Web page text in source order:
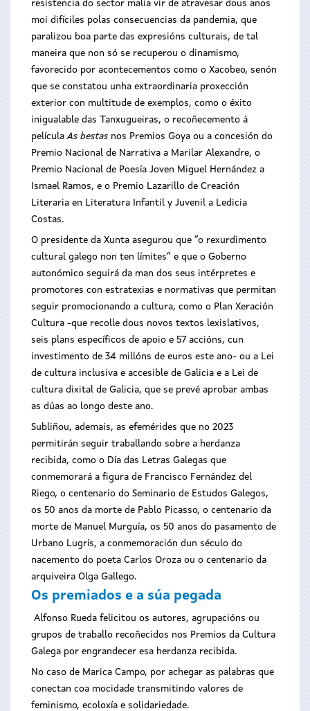
resistencia do sector malia vir de atravesar dous anos
moi difíciles polas consecuencias da pandemia, que
paralizou boa parte das expresións culturais, de tal
maneira que non só se recuperou o dinamismo,
favorecido por acontecementos como o Xacobeo, senón
que se constatou unha extraordinaria proxección
exterior con multitude de exemplos, como o éxito
inigualable das Tanxugueiras, o recoñecemento á
películaAs bestas nos Premios Goya ou a concesión do
Premio Nacional de Narrativa a Marilar Alexandre, o
Premio Nacional de Poesía Joven Miguel Hernández a
Ismael Ramos, e o Premio Lazarillo de Creación
Literaria en Literatura Infantil y Juvenil a Ledicia
Costas.
O presidente da Xunta asegurou que “o rexurdimento
cultural galego non ten límites” e que o Goberno
autonómico seguirá da man dos seus intérpretes e
promotores con estratexias e normativas que permitan
seguir promocionando a cultura, como o Plan Xeración
Cultura -que recolle dous novos textos lexislativos,
seis plans específicos de apoio e 57 accións, cun
investimento de 34 millóns de euros este ano- ou a Lei
de cultura inclusiva e accesible de Galicia e a Lei de
cultura dixital de Galicia, que se prevé aprobar ambas
as dúas ao longo deste ano.
Subliñou, ademais, as efemérides que no 2023
permitirán seguir traballando sobre a herdanza
recibida, como o Día das Letras Galegas que
conmemorará a figura de Francisco Fernández del
Riego, o centenario do Seminario de Estudos Galegos,
os 50 anos da morte de Pablo Picasso, o centenario da
morte de Manuel Murguía, os 50 anos do pasamento de
Urbano Lugrís, a conmemoración dun século do
nacemento do poeta Carlos Oroza ou o centenario da
arquiveira Olga Gallego.
Os premiados e a súa pegada
Alfonso Rueda felicitou os autores, agrupacións ou
grupos de traballo recoñecidos nos Premios da Cultura
Galega por engrandecer esa herdanza recibida.
No caso de Marica Campo, por achegar as palabras que
conectan coa mocidade transmitindo valores de
feminismo, ecoloxía e solidariedade.